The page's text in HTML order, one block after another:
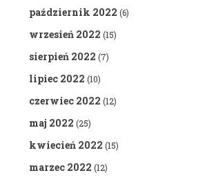
październik 2022 (6)
wrzesień 2022 (15)
sierpień 2022 (7)
lipiec 2022 (10)
czerwiec 2022 (12)
maj 2022 (25)
kwiecień 2022 (15)
marzec 2022 (12)